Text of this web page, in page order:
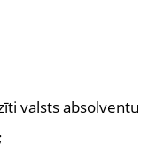
valsts absolventu